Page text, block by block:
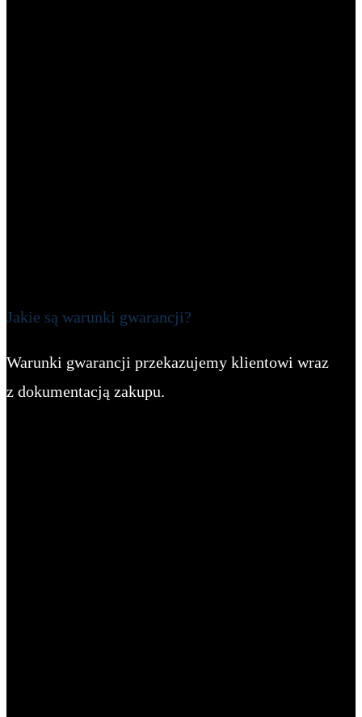
Jakie są warunki gwarancji?
Warunki gwarancji przekazujemy klientowi wraz
z dokumentacją zakupu.